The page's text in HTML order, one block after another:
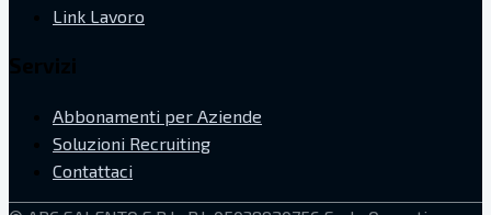
Link Lavoro
Abbonamenti per Aziende
Soluzioni Recruiting
Contattaci